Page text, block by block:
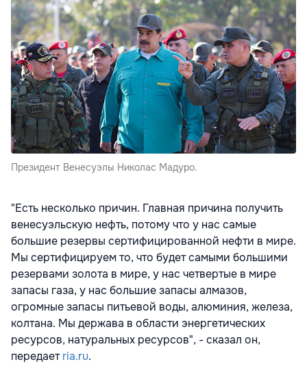
Президент Венесуэлы Николас Мадуро.
"Есть несколько причин. Главная причина получить
венесуэльскую нефть, потому что у нас самые
большие резервы сертифицированной нефти в мире.
Мы сертифицируем то, что будет самыми большими
резервами золота в мире, у нас четвертые в мире
запасы газа, у нас большие запасы алмазов,
огромные запасы питьевой воды, алюминия, железа,
колтана. Мы держава в области энергетических
ресурсов, натуральных ресурсов", - сказал он,
передаетria.ru.